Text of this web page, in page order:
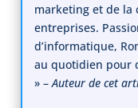
marketing et de la
entreprises.
d’informatique,
au quotidien pour
» –Auteur de cet